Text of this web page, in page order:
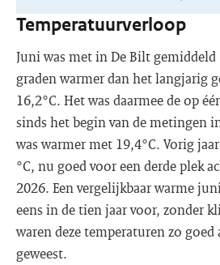
Temperatuurverloop
Juni was met in De Bilt
graden warmer dan het langjarig
16,2°C. Het was daarmee de op
sinds het begin van de metingen
was warmer met 19,4°C. Vorig
°C, nu goed voor een derde plek
2026. Een vergelijkbaar warme
eens in de tien jaar voor, zonder
waren deze temperaturen zo
geweest.